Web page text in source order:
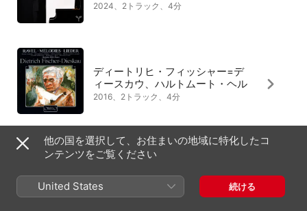
2024、2トラック、4分
ディートリヒ・フィッシャー=デ
ィースカウ、ハルトムート・ヘル
2016、2トラック、4分
ダルトン・ボールドウィン、フェ
リシティ・ロット
1984、2トラック、4分
他の国を選択して、お住まいの地域に特化したコ
ンテンツをご覧ください
United States 続ける